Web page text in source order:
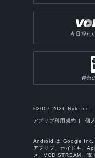
今日観た
運命
©2007-2026 Nyle Inc.
アプリブ利用規約 個
Android は Google Inc.
アプリブ、カイドキ、
メ、VOD STREAM、電